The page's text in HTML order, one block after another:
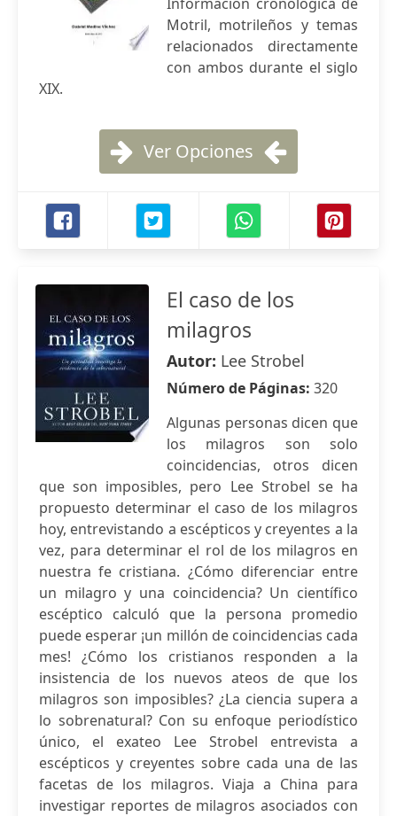
Motril, motrileños y temas
relacionados directamente
con ambos durante el siglo
XIX.
Ver Opciones
El caso de los
milagros
Autor: Lee Strobel
Número de Páginas: 320
Algunas personas dicen que
los milagros son solo
coincidencias, otros dicen
que son imposibles, pero Lee Strobel se ha
propuesto determinar el caso de los milagros
hoy, entrevistando a escépticos y creyentes a la
vez, para determinar el rol de los milagros en
nuestra fe cristiana. ¿Cómo diferenciar entre
un milagro y una coincidencia? Un científico
escéptico calculó que la persona promedio
puede esperar ¡un millón de coincidencias cada
mes! ¿Cómo los cristianos responden a la
insistencia de los nuevos ateos de que los
milagros son imposibles? ¿La ciencia supera a
lo sobrenatural? Con su enfoque periodístico
único, el exateo Lee Strobel entrevista a
escépticos y creyentes sobre cada una de las
facetas de los milagros. Viaja a China para
investigar reportes de milagros asociados con